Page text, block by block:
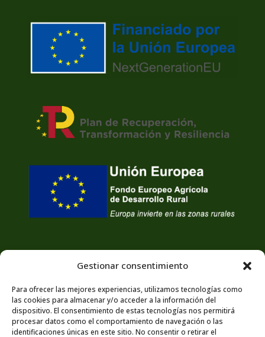
Gestionar consentimiento
Para ofrecer las mejores experiencias, utilizamos tecnologías como
las cookies para almacenar y/o acceder a la información del
dispositivo. El consentimiento de estas tecnologías nos permitirá
procesar datos como el comportamiento de navegación o las
identificaciones únicas en este sitio. No consentir o retirar el